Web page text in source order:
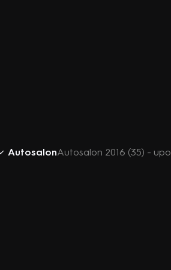
AutosalonAutosalon 2016 (35) -